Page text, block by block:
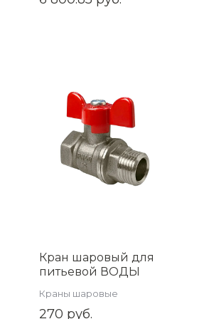
Кран шаровый для
питьевой ВОДЫ
дюйма г/ш
никелированная
Краны шаровые
270 руб.